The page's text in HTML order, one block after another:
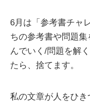
6月は「参考書チャ
ちの参考書や問題
んでいく/問題を解
たら、捨てます。
私の文章が人をひ